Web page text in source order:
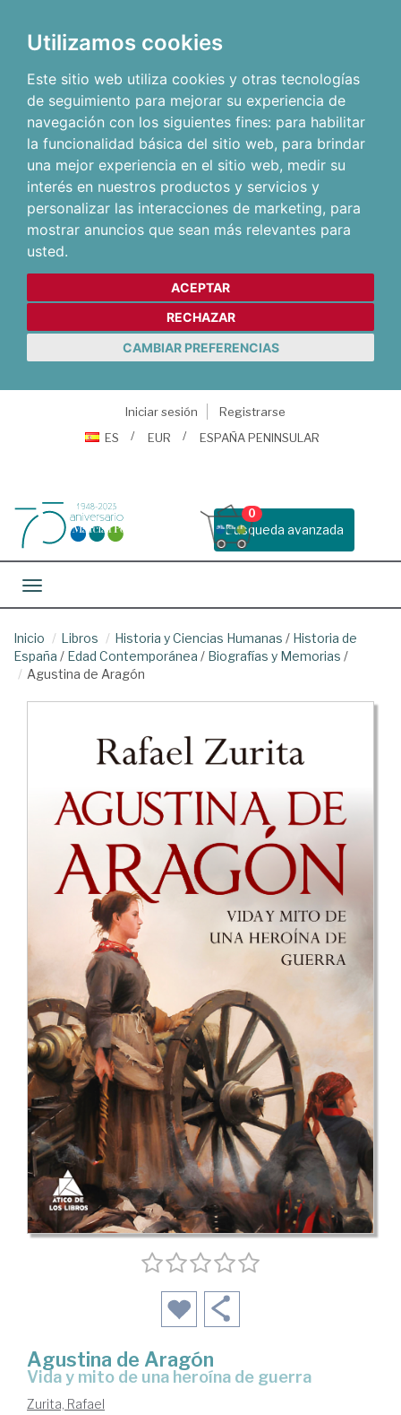
Utilizamos cookies
Este sitio web utiliza cookies y otras tecnologías
de seguimiento para mejorar su experiencia de
navegación con los siguientes fines: para habilitar
la funcionalidad básica del sitio web, para brindar
una mejor experiencia en el sitio web, medir su
interés en nuestros productos y servicios y
personalizar las interacciones de marketing, para
mostrar anuncios que sean más relevantes para
usted.
ACEPTAR
RECHAZAR
CAMBIAR PREFERENCIAS
Iniciar sesión
Registrarse
ES
EUR ESPAÑA PENINSULAR
Busqueda avanzada
0
Toggle navigation
Inicio Libros Historia y Ciencias Humanas / Historia de
España / Edad Contemporánea / Biografías y Memorias /
Agustina de Aragón
Agustina de Aragón
Vida y mito de una heroína de guerra
Zurita, Rafael